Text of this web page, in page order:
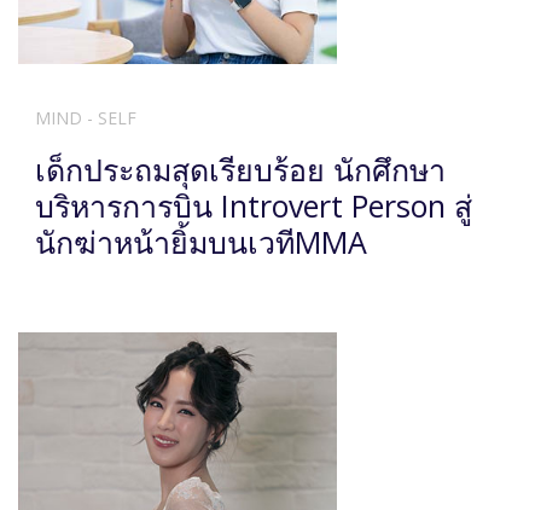
MIND - SELF
เด็กประถมสุดเรียบร้อย นักศึกษา
บริหารการบิน Introvert Person สู่
นักฆ่าหน้ายิ้มบนเวทีMMA